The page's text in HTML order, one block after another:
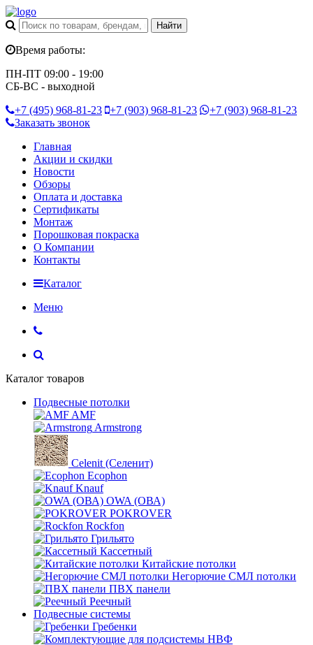
Время работы:
ПН-ПТ 09:00 - 19:00
СБ-ВС - выходной
+7 (495) 968-81-23 +7 (903) 968-81-23 +7 (903) 968-81-23
Заказать звонок
Главная
Акции и скидки
Новости
Обзоры
Оплата и доставка
Сертификаты
Монтаж
Порошковая покраска
О Компании
Контакты
Каталог
Меню
Каталог товаров
Подвесные потолки
AMF
Armstrong
Celenit (Селенит)
Ecophon
Knauf
OWA (ОВА)
POKROVER
Rockfon
Грильято
Кассетный
Китайские потолки
Негорючие СМЛ потолки
ПВХ панели
Реечный
Подвесные системы
Гребенки